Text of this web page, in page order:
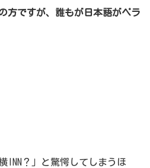
方ですが、誰もが日本語がペラ
INN？」と驚愕してしまうほ